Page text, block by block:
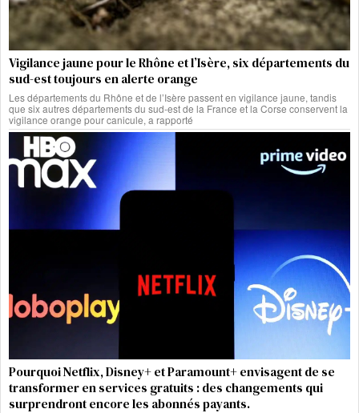
Vigilance jaune pour le Rhône et l’Isère, six départements du
sud-est toujours en alerte orange
Les départements du Rhône et de l’Isère passent en vigilance jaune, tandis
que six autres départements du sud-est de la France et la Corse conservent la
vigilance orange pour canicule, a rapporté
Pourquoi Netflix, Disney+ et Paramount+ envisagent de se
transformer en services gratuits : des changements qui
surprendront encore les abonnés payants.